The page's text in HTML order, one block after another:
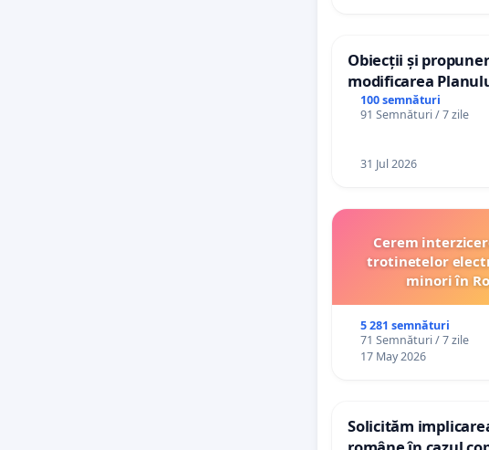
Obiecții și
modificarea
General al orașului
100 semnături
91 Semnături / 7 zile
31 Jul 2026
Cerem
trotinetelor
minori în
5 281 semnături
71 Semnături / 7 zile
17 May 2026
Solicităm